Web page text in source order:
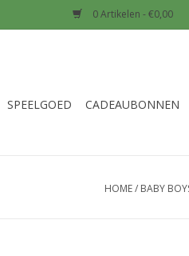
0 Artikelen - €0,00
SPEELGOED CADEAUBONNEN
HOME/ BABY